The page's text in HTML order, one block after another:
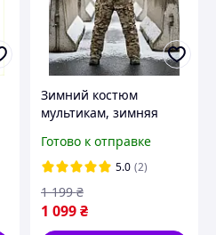
Зимний костюм
мультикам, зимняя
тёплый костюм ЗСУ,
зимний костюм
мультикам, военная
зимняя форма
Готово к отправке
5.0 (2)
1 099₴
1 199 ₴